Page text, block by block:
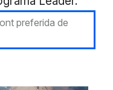
preferida de